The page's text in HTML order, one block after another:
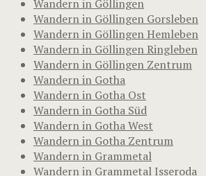
Wandern in Göllingen
Wandern in Göllingen Gorsleben
Wandern in Göllingen Hemleben
Wandern in Göllingen Ringleben
Wandern in Göllingen Zentrum
Wandern in Gotha
Wandern in Gotha Ost
Wandern in Gotha Süd
Wandern in Gotha West
Wandern in Gotha Zentrum
Wandern in Grammetal
Wandern in Grammetal Isseroda